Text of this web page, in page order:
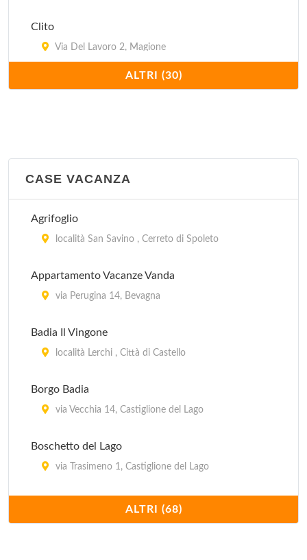
Clito
Via Del Lavoro 2, Magione
A San Donato, S.S. 75 bis al km 64.3, km 2 da
Passignano sul Trasmeno, vicino al lago , Passignano
Fontemaggio
strada Eremo delle Carceri 8, Assisi
Il Collaccio
Località Castelvècchio, km 2 da Preci , Preci
Internazionale Assisi
via San Giovanni in Campiglione 110, Assisi
ALTRI (30)
CASE VACANZA
Agrifoglio
località San Savino , Cerreto di Spoleto
Appartamento Vacanze Vanda
via Perugina 14, Bevagna
Badia Il Vingone
località Lerchi , Città di Castello
Borgo Badia
via Vecchia 14, Castiglione del Lago
Boschetto del Lago
via Trasimeno 1, Castiglione del Lago
località Torregrosso 19/A, Castel Ritaldi
ALTRI (68)